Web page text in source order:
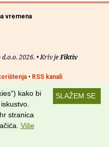
vremena
2026. • Kriv jeFiktiv
• RSS kanali
na: SLAŽEM SE
kako bi
stranica
Više